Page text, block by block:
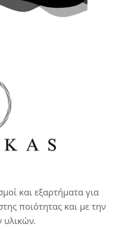
και εξαρτήματα για
ποιότητας και με την
υλικών.